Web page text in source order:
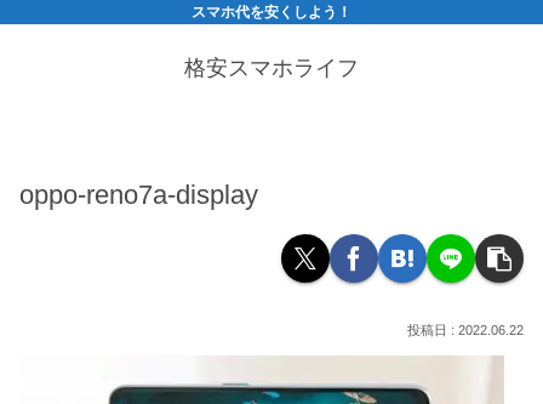
スマホ代を安くしよう！
格安スマホライフ
oppo-reno7a-display
2022.06.22